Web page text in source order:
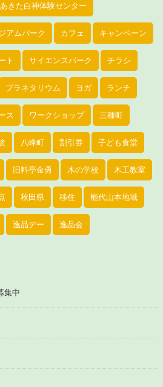
あきた白神体験センター
アムパーク カフェ キャンペーン
ト サイエンスパーク チラシ
プラネタリウム ヨガ ランチ
ス ワークショップ 三種町
八峰町 割引券 子ども食堂
旧料亭金勇 木の学校 木工教室
秋田県 移住 能代山本地域
逸品デー 逸品会
集中